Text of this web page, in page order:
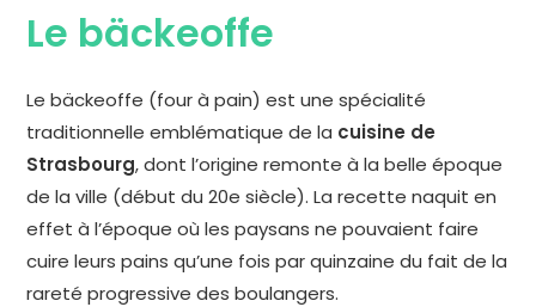
Le bäckeoffe
Le bäckeoffe (four à pain) est une spécialité
traditionnelle emblématique de la cuisine de
Strasbourg, dont l’origine remonte à la belle époque
de la ville (début du 20e siècle). La recette naquit en
effet à l’époque où les paysans ne pouvaient faire
cuire leurs pains qu’une fois par quinzaine du fait de la
rareté progressive des boulangers.